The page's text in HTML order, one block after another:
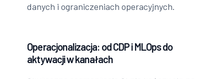
danych i ograniczeniach operacyjnych.
Operacjonalizacja: od CDP i MLOps do
aktywacji w kanałach